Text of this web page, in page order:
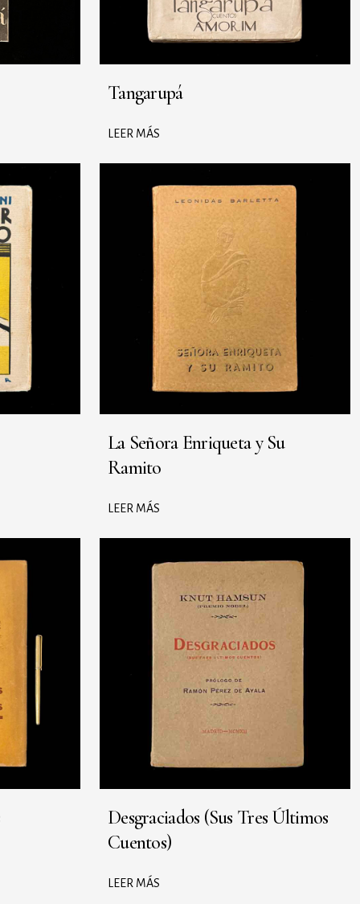
Tangarupá
LEER MÁS
La Señora Enriqueta y Su
Ramito
LEER MÁS
Desgraciados (Sus Tres Últimos
Cuentos)
LEER MÁS